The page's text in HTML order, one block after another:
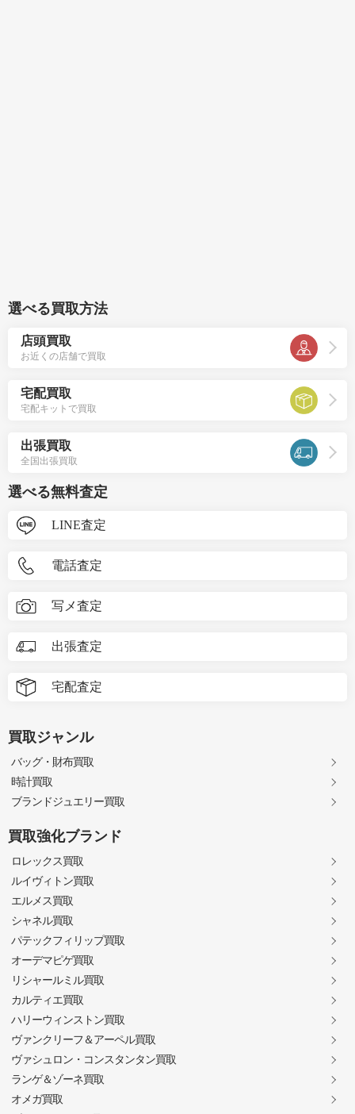
選べる買取方法
店頭買取
お近くの店舗で買取
宅配買取
宅配キットで買取
出張買取
全国出張買取
選べる無料査定
LINE査定
電話査定
写メ査定
出張査定
宅配査定
買取ジャンル
バッグ・財布買取
時計買取
ブランドジュエリー買取
買取強化ブランド
ロレックス買取
ルイヴィトン買取
エルメス買取
シャネル買取
パテックフィリップ買取
オーデマピゲ買取
リシャールミル買取
カルティエ買取
ハリーウィンストン買取
ヴァンクリーフ＆アーペル買取
ヴァシュロン・コンスタンタン買取
ランゲ＆ゾーネ買取
オメガ買取